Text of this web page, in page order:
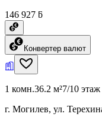
146 927 ƃ
Конвертер валют
1 комн.36.2 м²7/10 этаж
г. Могилев, ул.